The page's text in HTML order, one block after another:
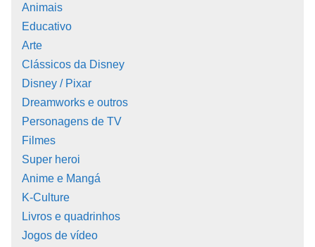
Animais
Educativo
Arte
Clássicos da Disney
Disney / Pixar
Dreamworks e outros
Personagens de TV
Filmes
Super heroi
Anime e Mangá
K-Culture
Livros e quadrinhos
Jogos de vídeo